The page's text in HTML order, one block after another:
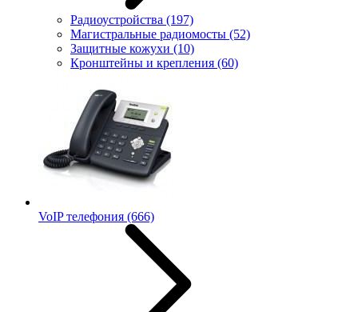
Радиоустройства (197)
Магистральные радиомосты (52)
Защитные кожухи (10)
Кронштейны и крепления (60)
VoIP телефония (666)